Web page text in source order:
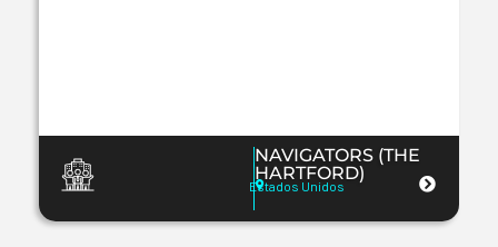
NAVIGATORS (THE
HARTFORD)
Estados Unidos